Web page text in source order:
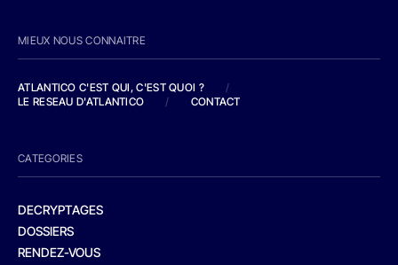
MIEUX NOUS CONNAITRE
ATLANTICO C'EST QUI, C'EST QUOI ?
/
LE RESEAU D'ATLANTICO
/ CONTACT
CATEGORIES
DECRYPTAGES
DOSSIERS
RENDEZ-VOUS